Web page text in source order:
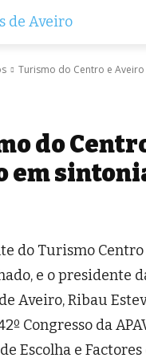
Turismo do Centro e
do
em
do Turismo
e o presidente
Aveiro, Ribau
Congresso da
Escolha e Factores